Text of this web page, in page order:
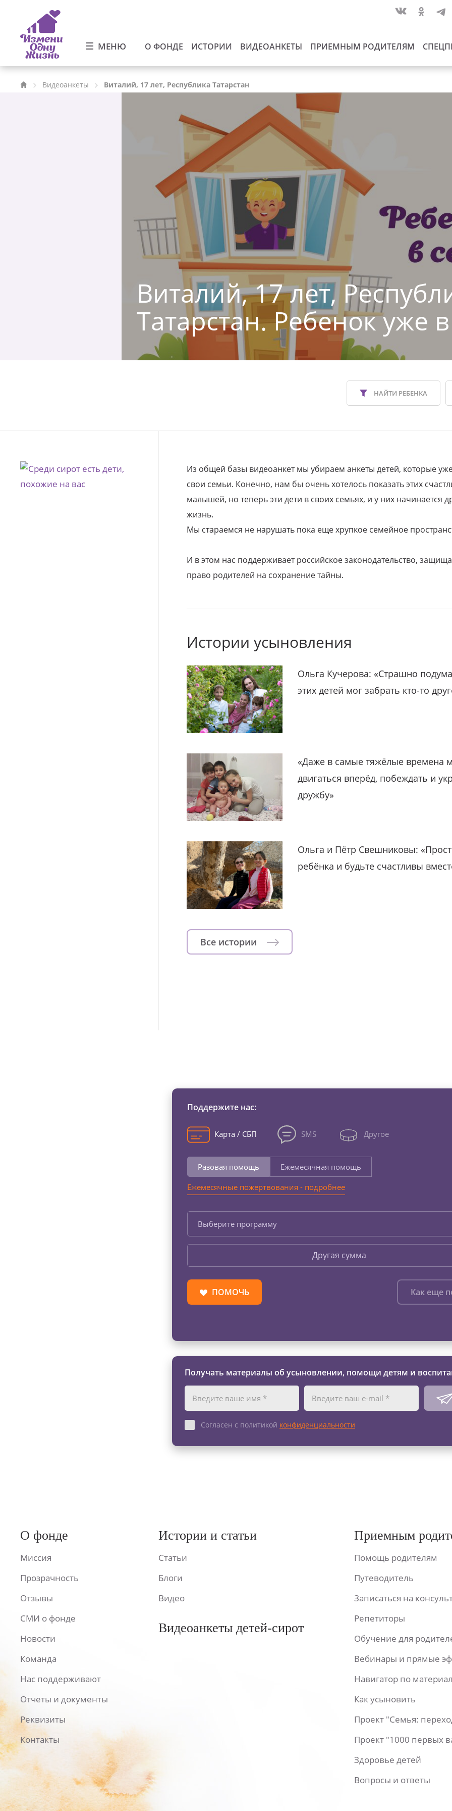
МЕНЮ О ФОНДЕ ИСТОРИИ ВИДЕОАНКЕТЫ ПРИЕМНЫМ РОДИТЕЛЯМ
Видеоанкеты Виталий, 17 лет, Республика Татарстан
Виталий, 17 лет,
Татарстан. Ребенок уже
НАЙТИ РЕБЕНКА
Из общей базы видеоанкет мы убираем анкеты детей, которые
свои семьи. Конечно, нам бы очень хотелось показать этих
малышей, но теперь эти дети в своих семьях, и у них начинается
жизнь.
Мы стараемся не нарушать пока еще хрупкое семейное
И в этом нас поддерживает российское законодательство,
право родителей на сохранение тайны.
Истории усыновления
Ольга Кучерова: «Страшно
этих детей мог забрать кто-то
«Даже в самые тяжёлые времена
двигаться вперёд, побеждать и
дружбу»
Ольга и Пётр Свешниковы:
ребёнка и будьте счастливы
Все истории
Поддержите нас:
Карта / СБП SMS Другое
Разовая помощь
Ежемесячная помощь
Ежемесячные пожертвования - подробнее
Выберите программу
Другая сумма
ПОМОЧЬ Как еще
Получать материалы об усыновлении, помощи детям и
Согласен с политикой конфиденциальности
О фонде
Миссия
Прозрачность
Отзывы
СМИ о фонде
Новости
Команда
Нас поддерживают
Отчеты и документы
Реквизиты
Контакты
Истории и статьи
Статьи
Блоги
Видео
Видеоанкеты детей-сирот
Приемным
Помощь родителям
Путеводитель
Записаться на
Репетиторы
Обучение для
Вебинары и прямые
Навигатор по
Как усыновить
Проект "Семья:
Проект "1000 первых
Здоровье детей
Вопросы и ответы